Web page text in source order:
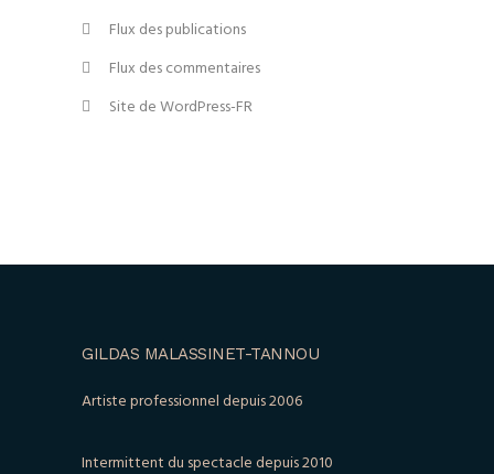
Flux des publications
Flux des commentaires
Site de WordPress-FR
GILDAS MALASSINET-TANNOU
Artiste professionnel depuis 2006
Intermittent du spectacle depuis 2010